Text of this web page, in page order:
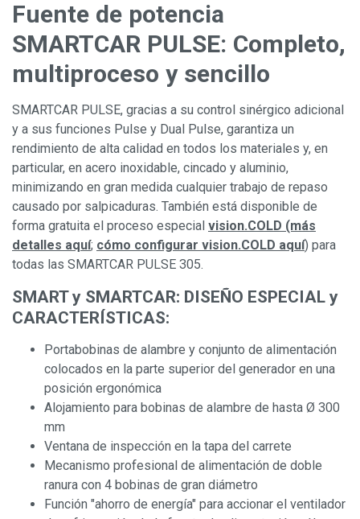
Fuente de potencia
SMARTCAR PULSE: Completo,
multiproceso y sencillo
SMARTCAR PULSE, gracias a su control sinérgico adicional
y a sus funciones Pulse y Dual Pulse, garantiza un
rendimiento de alta calidad en todos los materiales y, en
particular, en acero inoxidable, cincado y aluminio,
minimizando en gran medida cualquier trabajo de repaso
causado por salpicaduras. También está disponible de
forma gratuita el proceso especial vision.COLD (más
detalles aquí; cómo configurar vision.COLD aquí) para
todas las SMARTCAR PULSE 305.
SMART y SMARTCAR: DISEÑO ESPECIAL y
CARACTERÍSTICAS:
Portabobinas de alambre y conjunto de alimentación
colocados en la parte superior del generador en una
posición ergonómica
Alojamiento para bobinas de alambre de hasta Ø 300
mm
Ventana de inspección en la tapa del carrete
Mecanismo profesional de alimentación de doble
ranura con 4 bobinas de gran diámetro
Función "ahorro de energía" para accionar el ventilador